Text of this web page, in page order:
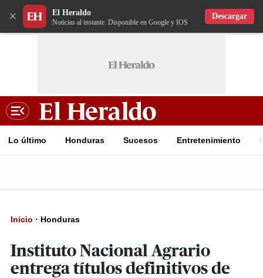
× El Heraldo
Noticias al instante. Disponible en Google y IOS
Descargar
Lo último Honduras Sucesos Entretenimiento
Inicio · Honduras
Instituto Nacional Agrario
entrega títulos definitivos de